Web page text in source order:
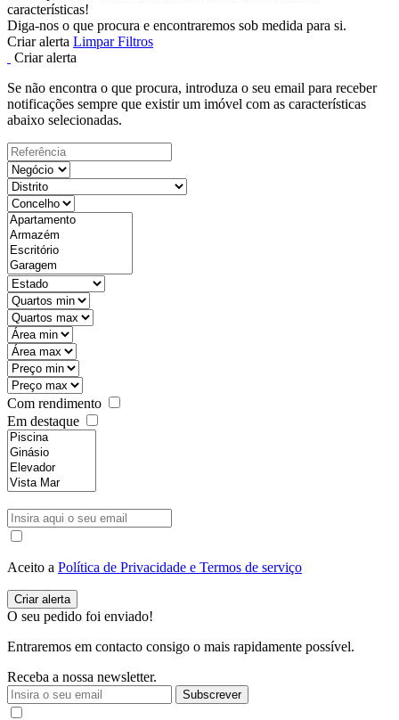
características!
Diga-nos o que procura e encontraremos sob medida para si.
Criar alerta Limpar Filtros
Criar alerta
Se não encontra o que procura, introduza o seu email para receber
notificações sempre que existir um imóvel com as características
abaixo selecionadas.
Com rendimento
Em destaque
Aceito a Política de Privacidade e Termos de serviço
O seu pedido foi enviado!
Entraremos em contacto consigo o mais rapidamente possível.
Receba a nossa newsletter.
Subscrever